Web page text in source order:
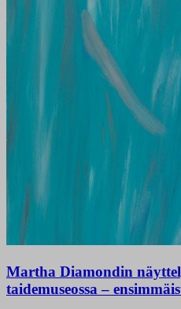
Martha Diamondin
taidemuseossa –